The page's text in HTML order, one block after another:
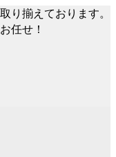
り揃えております。
任せ！